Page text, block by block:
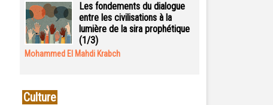
Les fondements du dialogue
entre les civilisations à la
lumière de la sira prophétique
(1/3)
Mohammed El Mahdi Krabch
Culture